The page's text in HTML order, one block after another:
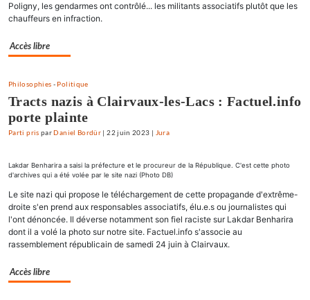
Poligny, les gendarmes ont contrôlé... les militants associatifs plutôt que les
chauffeurs en infraction.
Accès libre
Philosophies - Politique
Tracts nazis à Clairvaux-les-Lacs : Factuel.info
porte plainte
Parti pris par Daniel Bordür |22 juin 2023 Jura
Lakdar Benharira a saisi la préfecture et le procureur de la République. C'est cette photo
d'archives qui a été volée par le site nazi (Photo DB)
Le site nazi qui propose le téléchargement de cette propagande d'extrême-
droite s'en prend aux responsables associatifs, élu.e.s ou journalistes qui
l'ont dénoncée. Il déverse notamment son fiel raciste sur Lakdar Benharira
dont il a volé la photo sur notre site. Factuel.info s'associe au
rassemblement républicain de samedi 24 juin à Clairvaux.
Accès libre